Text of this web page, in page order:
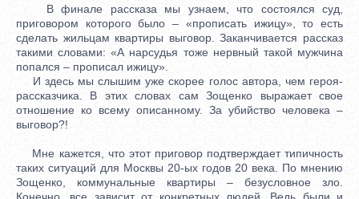
В финале рассказа мы узнаем, что состоялся суд,
приговором которого было – «прописать ижицу», то есть
сделать жильцам квартиры выговор. Заканчивается рассказ
такими словами: «А нарсудья тоже нервный такой мужчина
попался – прописал ижицу».
И здесь мы слышим уже скорее голос автора, чем героя-
рассказчика. В этих словах сам Зощенко выражает свое
отношение ко всему описанному. За убийство человека –
выговор?!
Мне кажется, что этот приговор подтверждает типичность
таких ситуаций для Москвы 20-ых годов 20 века. По мнению
Зощенко, коммунальные квартиры – безусловное зло.
Конечно, все зависит от конкретных людей. Ведь были и